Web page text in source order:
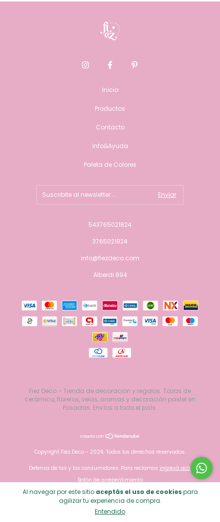
Al navegar por este sitio aceptás el uso de cookiespara
agilizar tu experiencia de compra.
Entendido
Inicio
Productos
Contacto
Info&Ayuda
Paleta de Colores
543765021824
3765021824
info@fiezdeco.com
Alberdi 894
Fiez Deco – Tienda de decoración y regalos. Tazas de
cerámica, floreros, velas, aromas y decoración pastel en
Posadas. Envíos a todo el país.
Copyright Fiez Deco - 2026. Todos los derechos reservados.
Defensa de las y los consumidores. Para reclamos ingresá acá.
Botón de arrepentimiento